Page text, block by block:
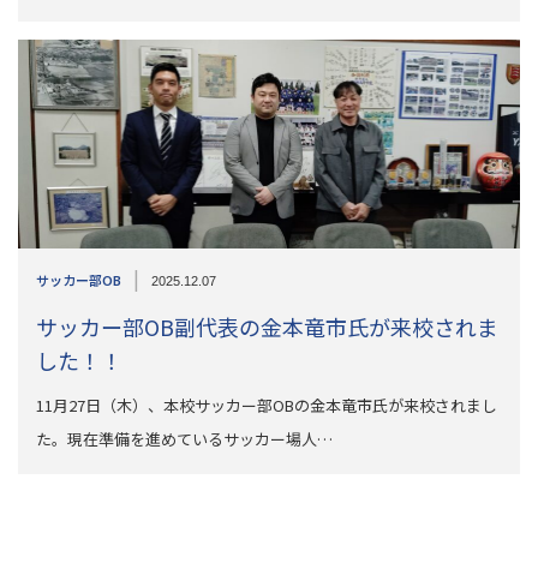
サッカー部OB | 2025.12.07
サッカー部OB副代表の金本竜市氏が来校されま
した！！
11月27日（木）、本校サッカー部OBの金本竜市氏が来校されまし
た。現在準備を進めているサッカー場人…